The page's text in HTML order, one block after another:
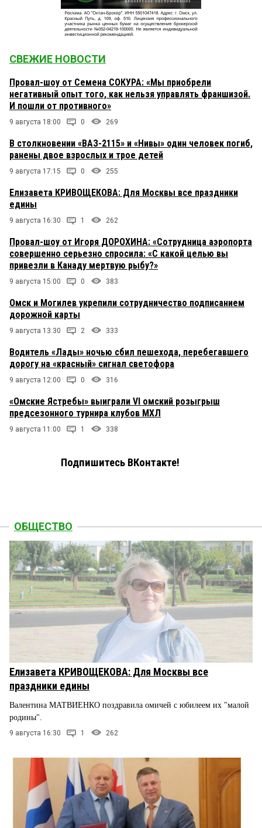
СВЕЖИЕ НОВОСТИ
Провал-шоу от Семена СОКУРА: «Мы приобрели
негативный опыт того, как нельзя управлять франшизой.
И пошли от противного»
9 августа 18:00 0 269
В столкновении «ВАЗ-2115» и «Нивы» один человек погиб,
ранены двое взрослых и трое детей
9 августа 17:15 0 255
Елизавета КРИВОЩЕКОВА: Для Москвы все праздники
едины
9 августа 16:30 1 262
Провал-шоу от Игоря ДОРОХИНА: «Сотрудница аэропорта
совершенно серьезно спросила: «С какой целью вы
привезли в Канаду мертвую рыбу?»
9 августа 15:00 0 383
Омск и Могилев укрепили сотрудничество подписанием
дорожной карты
9 августа 13:30 2 333
Водитель «Лады» ночью сбил пешехода, перебегавшего
дорогу на «красный» сигнал светофора
9 августа 12:00 0 316
«Омские Ястребы» выиграли VI омский розыгрыш
предсезонного турнира клубов МХЛ
9 августа 11:00 1 338
Подпишитесь ВКонтакте!
ОБЩЕСТВО
Елизавета КРИВОЩЕКОВА: Для Москвы все
праздники едины
Валентина МАТВИЕНКО поздравила омичей с юбилеем их "малой
родины".
9 августа 16:30 1 262